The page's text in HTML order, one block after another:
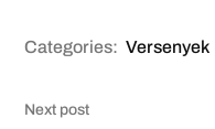
Categories: Versenyek
Next post